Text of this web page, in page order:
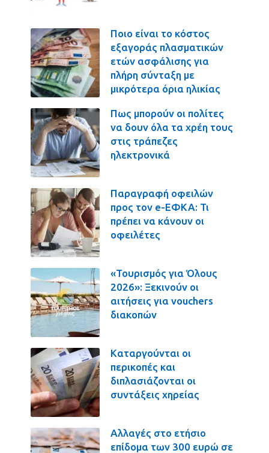
Ποιο είναι το κόστος
εξαγοράς πλασματικών
ετών ασφάλισης για
πλήρη σύνταξη με
μικρότερα όρια ηλικίας
Πως μπορούν οι πολίτες
να δουν όλα τα χρέη τους
στις τράπεζες
ηλεκτρονικά
Παραγραφή οφειλών
προς τον e-ΕΦΚΑ: Τι
πρέπει να κάνουν οι
οφειλέτες
«Τουρισμός για Όλους
2026»: Ξεκινούν οι
αιτήσεις για vouchers
διακοπών
Καταργούνται οι
περικοπές και
διπλασιάζονται οι
συντάξεις χηρείας
Αλλαγές στο ετήσιο
επίδομα των 300 ευρώ σε